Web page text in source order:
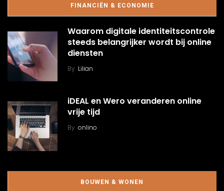
FINANCIËN & ECONOMIE
Waarom digitale identiteitscontrole
steeds belangrijker wordt bij online
diensten
By Lilian
iDEAL en Wero veranderen online
vrije tijd
By onlino
BOUWEN & WONEN